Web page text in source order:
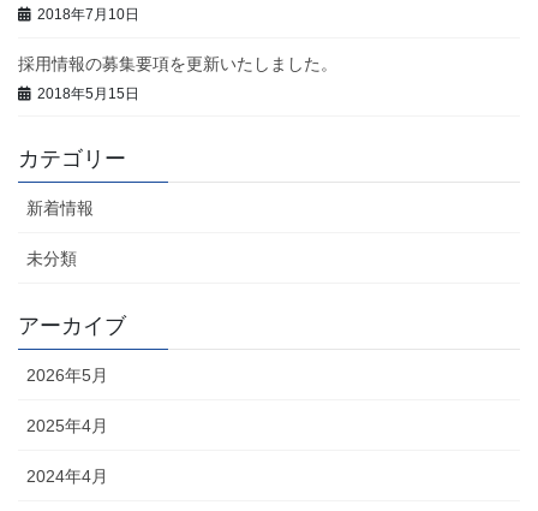
2018年7月10日
採用情報の募集要項を更新いたしました。
2018年5月15日
カテゴリー
新着情報
未分類
アーカイブ
2026年5月
2025年4月
2024年4月